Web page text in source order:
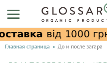
Главная страница До и после загара